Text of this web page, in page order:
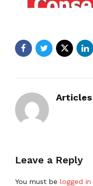
Articles
Leave a Reply
You must be logged in